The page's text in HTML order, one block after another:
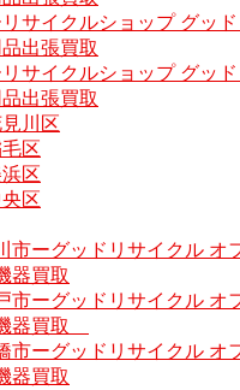
サイクルショップ グッ
出張買取
サイクルショップ グッ
出張買取
川区
区
区
区
市ーグッドリサイクル オ
器買取
市ーグッドリサイクル オ
器買取
市ーグッドリサイクル オ
器買取